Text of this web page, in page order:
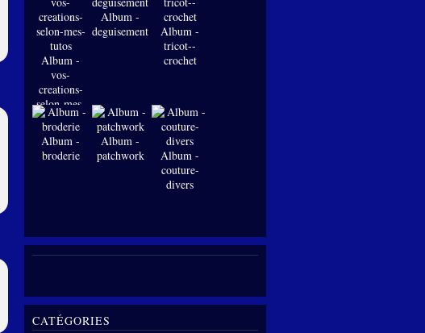
Album -
vos-
creations-
selon-mes-
tutos
Album -
deguisements
Album -
tricot--
crochet
Album -
broderie
Album -
patchwork
Album -
couture-
divers
CATÉGORIES